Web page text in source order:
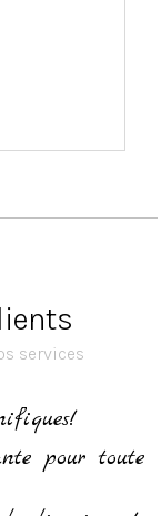
services
pour toute